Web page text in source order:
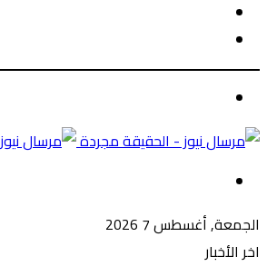
عن
الجمعة, أغسطس 7 2026
اخر الأخبار